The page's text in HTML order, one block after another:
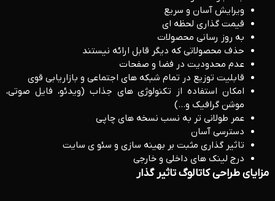
ویرایش آسان و سریع
قیمت گذاری لحظه ای
به روز رسانی محصولات
حذف محصولاتی که دیگر قابل ارائه نیستند
عدم محدودیت در فضا و صفحات
قابلیت توزیع در تمام شبکه های اجتماعی و بازاریابی قوی
امکان استفاده از تکنولوژی های جذاب (ویدئو، فایل صوتی،
موشن گرافیک و…)
عمر طولانی تر به نسب نسخه های چاپی
دسترسی آسان
تاثیر گذاری مثبت بر بهینه سازی و سئو ی سایت
درج لینک های داخلی و خارجی
مزایای طراحی کاتالوگ تاثیر گذار